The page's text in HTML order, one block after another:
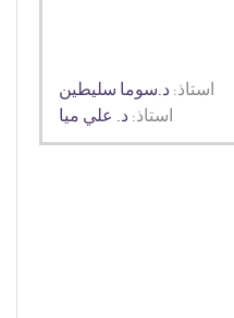
استاذ: د.سوما سليطين
استاذ: د. علي ميا